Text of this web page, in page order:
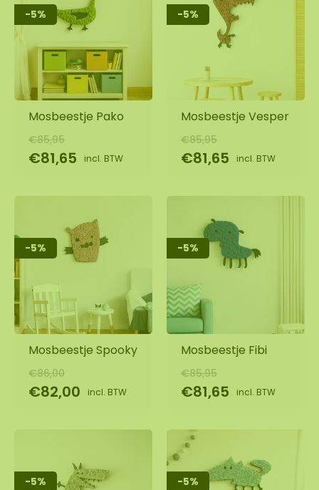
-5%
Mosbeestje Pako
€85,95
€81,65 incl. BTW
-5%
Mosbeestje Vesper
€85,95
€81,65 incl. BTW
-5%
Mosbeestje Spooky
€86,00
€82,00 incl. BTW
-5%
Mosbeestje Fibi
€85,95
€81,65 incl. BTW
-5% -5%